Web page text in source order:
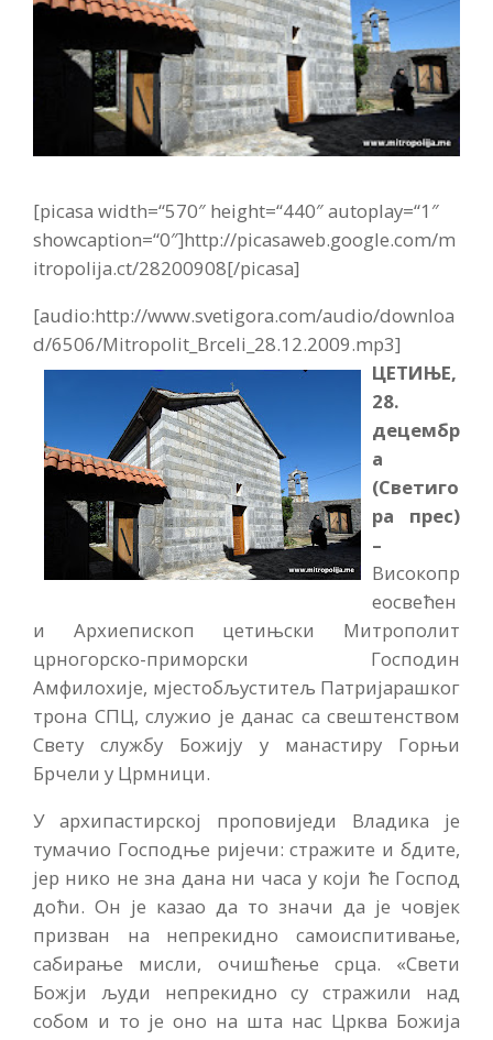
[picasa width=“570″ height=“440″ autoplay=“1″
showcaption=“0″]http://picasaweb.google.com/m
itropolija.ct/28200908[/picasa]
[audio:http://www.svetigora.com/audio/downloa
d/6506/Mitropolit_Brceli_28.12.2009.mp3]
ЦЕТИЊЕ,
28.
децембр
а
(Светиго
ра прес)
–
Високопр
еосвећен
и Архиепископ цетињски Митрополит
црногорско-приморски Господин
Амфилохије, мјестобљуститељ Патријарашког
трона СПЦ, служио је данас са свештенством
Свету службу Божију у манастиру Горњи
Брчели у Црмници.
У архипастирској проповиједи Владика је
тумачио Господње ријечи: стражите и бдите,
јер нико не зна дана ни часа у који ће Господ
доћи. Он је казао да то значи да је човјек
призван на непрекидно самоиспитивање,
сабирање мисли, очишћење срца. «Свети
Божји људи непрекидно су стражили над
собом и то је оно на шта нас Црква Божија